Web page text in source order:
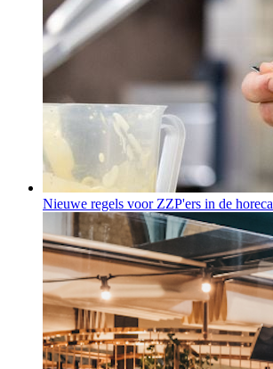
Nieuwe regels voor ZZP'ers in de horeca